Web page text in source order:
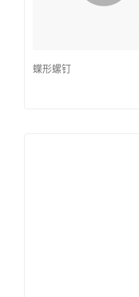
蝶形螺钉